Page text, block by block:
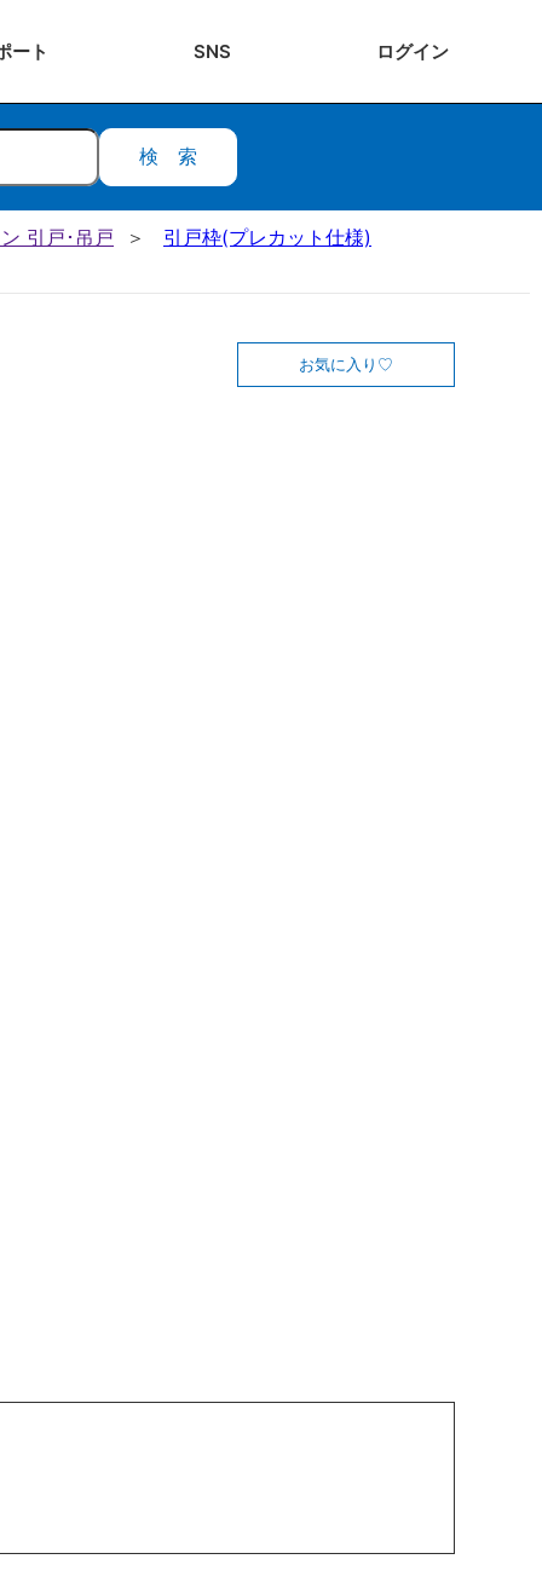
ート SNS ログイン
検索
引戸･吊戸 引戸枠(プレカット仕様)
お気に入り